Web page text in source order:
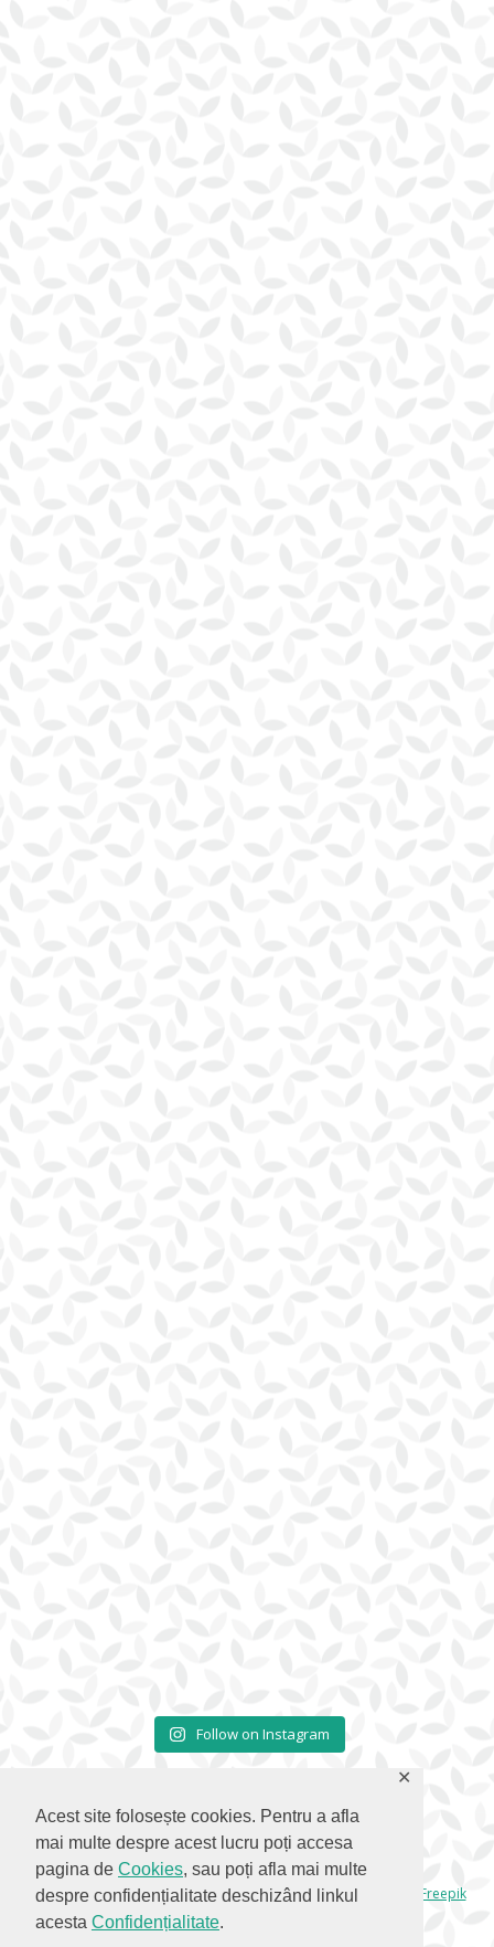
Acest site folosește cookies. Pentru a afla
mai multe despre acest lucru poți accesa
pagina de Cookies, sau poți afla mai multe
despre confidențialitate deschizând linkul
acesta Confidențialitate.
✕
Follow on Instagram
© 2026 Corcodus.ro |Webdesign Cloudberries.Ro| Icons by
Freepik
fromflaticon.com